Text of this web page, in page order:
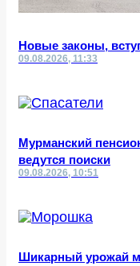
Новые законы,
09.08.2026, 11:33
Мурманский
ведутся поиски
09.08.2026, 10:51
Шикарный урожай